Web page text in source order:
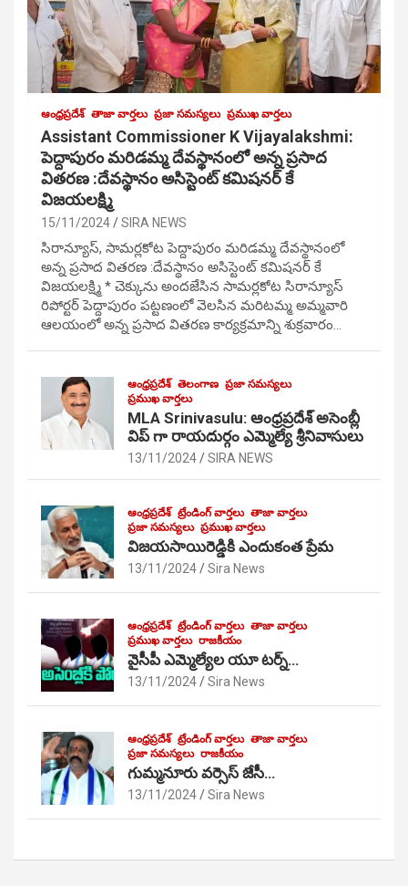
ఆంధ్రప్రదేశ్ తాజా వార్తలు ప్రజా సమస్యలు ప్రముఖ వార్తలు
Assistant Commissioner K Vijayalakshmi:
పెద్దాపురం మరిడమ్మ దేవస్థానంలో అన్న ప్రసాద
వితరణ :దేవస్థానం అసిస్టెంట్ కమిషనర్ కే
విజయలక్ష్మి
15/11/2024 SIRA NEWS
సిరాన్యూస్, సామర్లకోట పెద్దాపురం మరిడమ్మ దేవస్థానంలో
అన్న ప్రసాద వితరణ :దేవస్థానం అసిస్టెంట్ కమిషనర్ కే
విజయలక్ష్మి * చెక్కును అందజేసిన సామర్లకోట సిరాన్యూస్
రిపోర్టర్ పెద్దాపురం పట్టణంలో వెలసిన మరిటమ్మ అమ్మవారి
ఆలయంలో అన్న ప్రసాద వితరణ కార్యక్రమాన్ని శుక్రవారం…
ఆంధ్రప్రదేశ్ తెలంగాణ ప్రజా సమస్యలు
ప్రముఖ వార్తలు
MLA Srinivasulu: ఆంధ్రప్రదేశ్ అసెంబ్లీ
విప్ గా రాయదుర్గం ఎమ్మెల్యే శ్రీనివాసులు
13/11/2024 SIRA NEWS
ఆంధ్రప్రదేశ్ ట్రేండింగ్ వార్తలు తాజా వార్తలు
ప్రజా సమస్యలు ప్రముఖ వార్తలు
విజయసాయిరెడ్డికి ఎందుకంత ప్రేమ
13/11/2024 Sira News
ఆంధ్రప్రదేశ్ ట్రేండింగ్ వార్తలు తాజా వార్తలు
ప్రముఖ వార్తలు రాజకీయం
వైసీపీ ఎమ్మెల్యేల యూ టర్న్…
13/11/2024 Sira News
ఆంధ్రప్రదేశ్ ట్రేండింగ్ వార్తలు తాజా వార్తలు
ప్రజా సమస్యలు రాజకీయం
గుమ్మనూరు వర్సెస్ జేసీ…
13/11/2024 Sira News